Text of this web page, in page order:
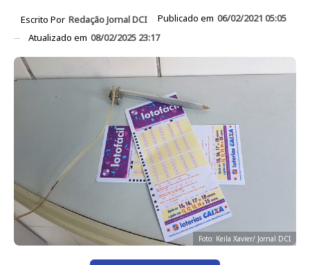
Escrito Por Redação Jornal DCI Publicado em 06/02/2021 05:05
Atualizado em 08/02/2025 23:17
Foto: Keila Xavier/ Jornal DCI